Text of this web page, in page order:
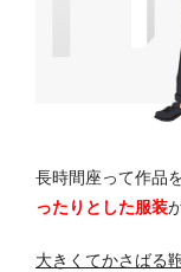
長時間座って作品
ったりとした服装
大きくてかさばる